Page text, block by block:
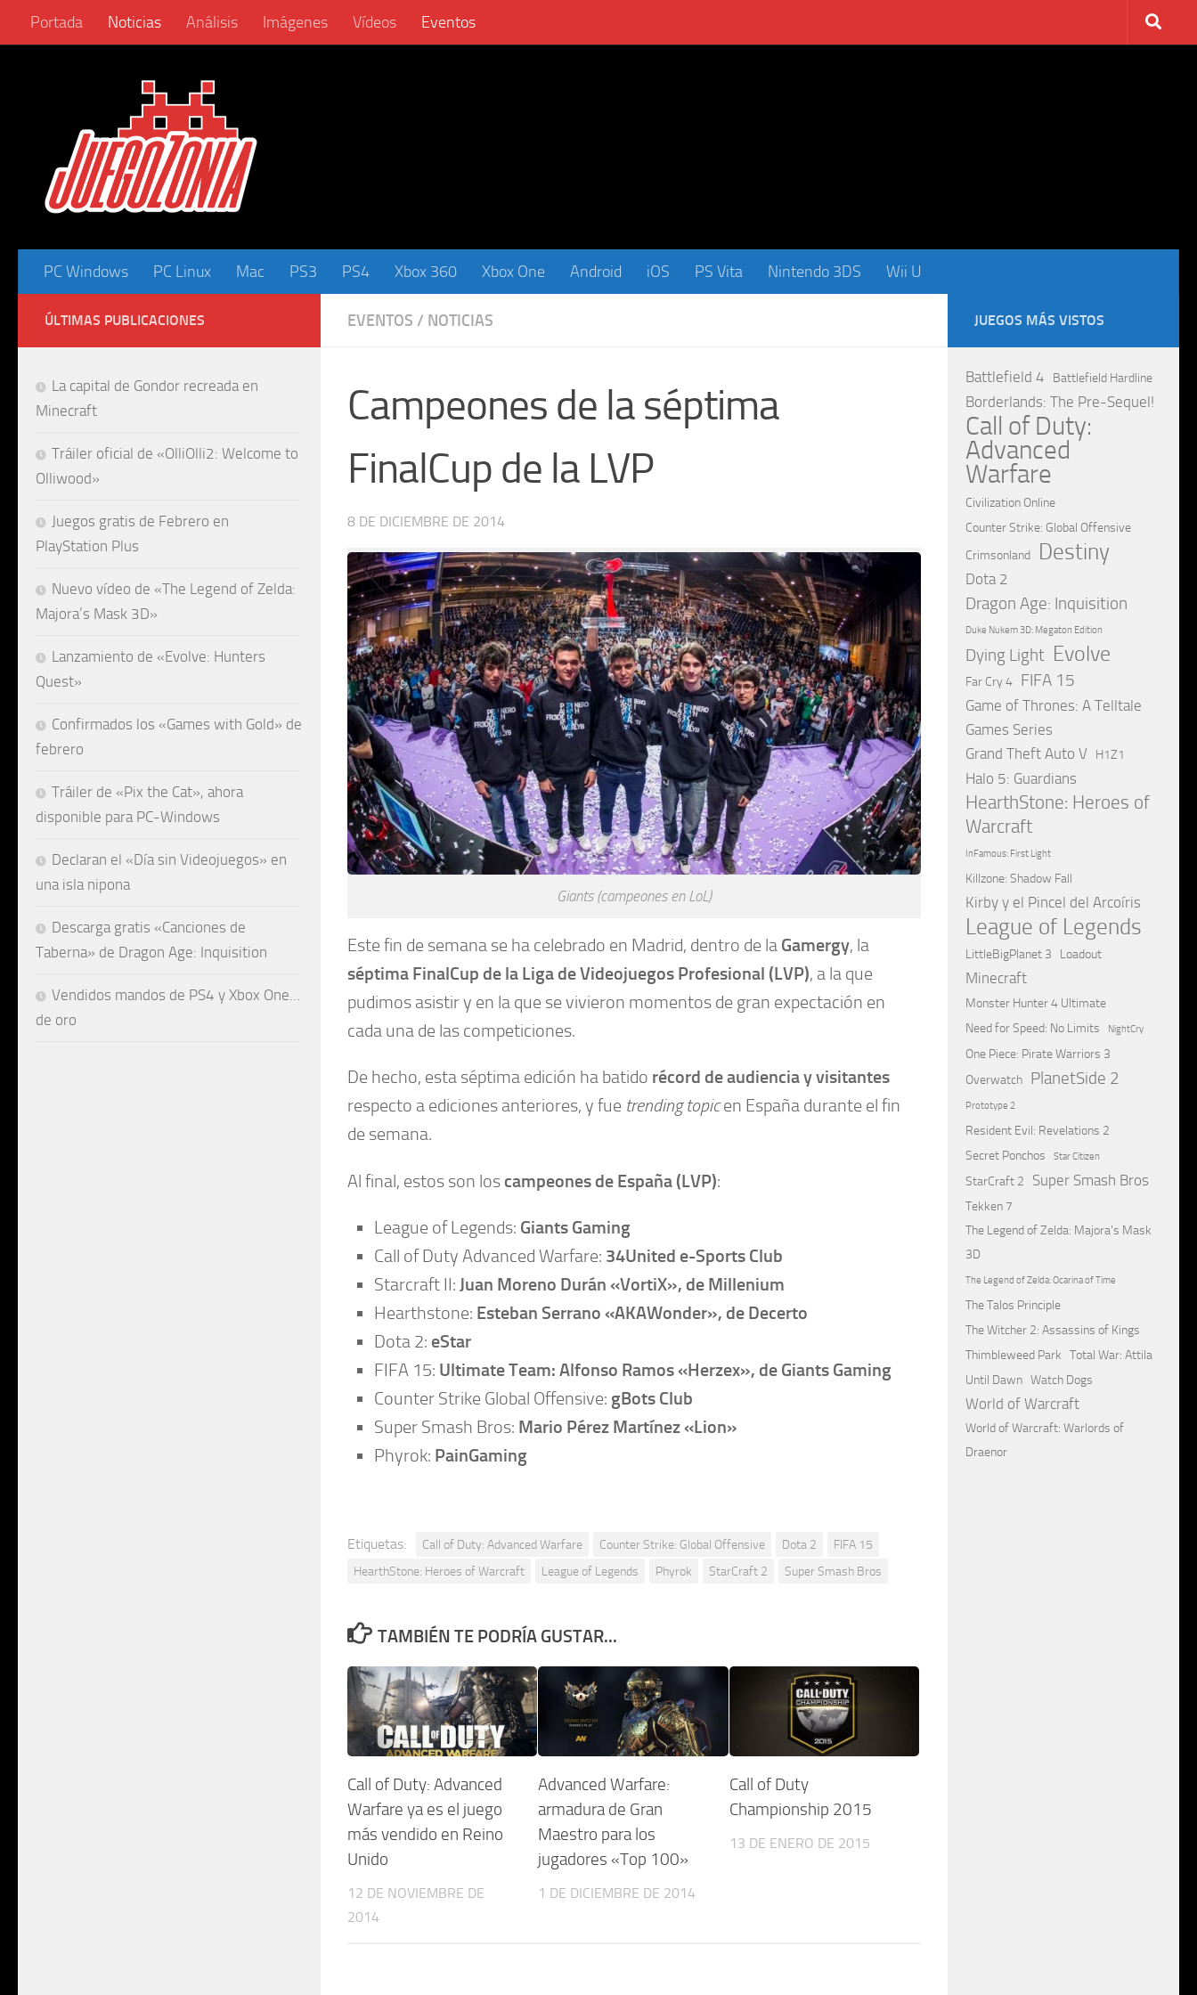
Saltar al contenido
Portada Noticias Análisis Imágenes Vídeos Eventos
PC Windows PC Linux Mac PS3 PS4 Xbox 360 Xbox One Android iOS PS Vita Nintendo 3DS Wii U
EVENTOS / NOTICIAS
Campeones de la séptima
FinalCup de la LVP
8 DE DICIEMBRE DE 2014
Giants (campeones en LoL)
Este fin de semana se ha celebrado en Madrid, dentro de la Gamergy, la
séptima FinalCup de la Liga de Videojuegos Profesional (LVP), a la que
pudimos asistir y en la que se vivieron momentos de gran expectación en
cada una de las competiciones.
De hecho, esta séptima edición ha batido récord de audiencia y visitantes
respecto a ediciones anteriores, y fue trending topicen España durante el fin
de semana.
Al final, estos son los campeones de España (LVP):
League of Legends: Giants Gaming
Call of Duty Advanced Warfare: 34United e-Sports Club
Starcraft II: Juan Moreno Durán «VortiX», de Millenium
Hearthstone: Esteban Serrano «AKAWonder», de Decerto
Dota 2: eStar
FIFA 15: Ultimate Team: Alfonso Ramos «Herzex», de Giants Gaming
Counter Strike Global Offensive: gBots Club
Super Smash Bros: Mario Pérez Martínez «Lion»
Phyrok: PainGaming
Etiquetas: Call of Duty: Advanced Warfare Counter Strike: Global Offensive Dota 2
FIFA 15
HearthStone: Heroes of Warcraft
League of Legends Phyrok StarCraft 2 Super Smash Bros
TAMBIÉN TE PODRÍA GUSTAR...
Call of Duty: Advanced
Warfare ya es el juego
más vendido en Reino
Unido
12 DE NOVIEMBRE DE
2014
Advanced Warfare:
armadura de Gran
Maestro para los
jugadores «Top 100»
1 DE DICIEMBRE DE 2014
Call of Duty
Championship 2015
13 DE ENERO DE 2015
ÚLTIMAS PUBLICACIONES
La capital de Gondor recreada en
Minecraft
Tráiler oficial de «OlliOlli2: Welcome to
Olliwood»
Juegos gratis de Febrero en
PlayStation Plus
Nuevo vídeo de «The Legend of Zelda:
Majora’s Mask 3D»
Lanzamiento de «Evolve: Hunters
Quest»
Confirmados los «Games with Gold» de
febrero
Tráiler de «Pix the Cat», ahora
disponible para PC-Windows
Declaran el «Día sin Videojuegos» en
una isla nipona
Descarga gratis «Canciones de
Taberna» de Dragon Age: Inquisition
Vendidos mandos de PS4 y Xbox One…
de oro
JUEGOS MÁS VISTOS
Battlefield 4 Battlefield Hardline
Borderlands: The Pre-Sequel!
Call of Duty:
Advanced
Warfare
Civilization Online
Counter Strike: Global Offensive
Crimsonland
Destiny
Dota 2
Dragon Age: Inquisition
Duke Nukem 3D: Megaton Edition
Dying Light Evolve
Far Cry 4 FIFA 15
Game of Thrones: A Telltale
Games Series
Grand Theft Auto V H1Z1
Halo 5: Guardians
HearthStone: Heroes of
Warcraft
InFamous: First Light
Killzone: Shadow Fall
Kirby y el Pincel del Arcoíris
League of Legends
LittleBigPlanet 3 Loadout
Minecraft
Monster Hunter 4 Ultimate
Need for Speed: No Limits
NightCry
One Piece: Pirate Warriors 3
Overwatch PlanetSide 2
Prototype 2
Resident Evil: Revelations 2
Secret Ponchos
Star Citizen
StarCraft 2 Super Smash Bros
Tekken 7
The Legend of Zelda: Majora's Mask
3D
The Legend of Zelda: Ocarina of Time
The Talos Principle
The Witcher 2: Assassins of Kings
Thimbleweed Park Total War: Attila
Until Dawn Watch Dogs
World of Warcraft
World of Warcraft: Warlords of
Draenor